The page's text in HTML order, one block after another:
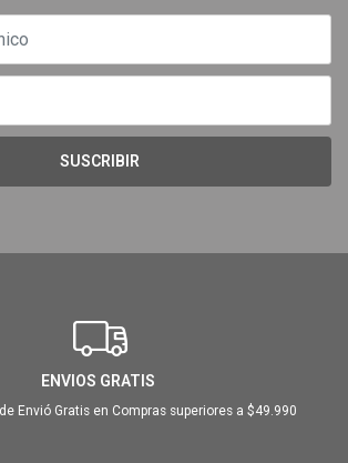
SUSCRIBIR
ENVIOS GRATIS
Envió Gratis en Compras superiores a $49.990